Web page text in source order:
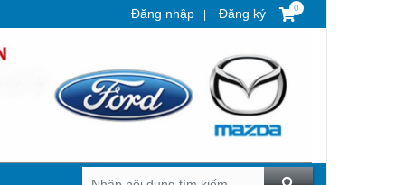
Đăng nhập Đăng ký 0